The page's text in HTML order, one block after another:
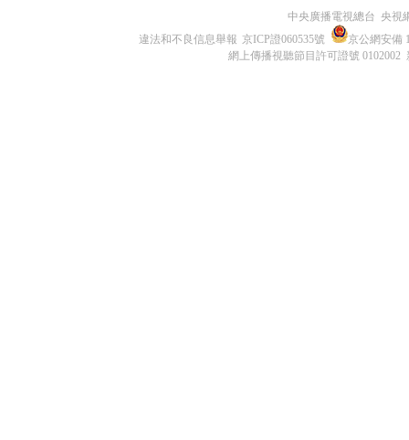
中央廣播電視總台 央視
違法和不良信息舉報 京ICP證060535號
京公網安備
網上傳播視聽節目許可證號 0102002